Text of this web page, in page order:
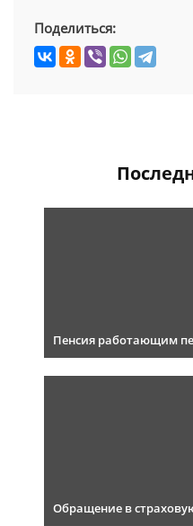
Поделиться:
Пенсия работающим
Обращение в